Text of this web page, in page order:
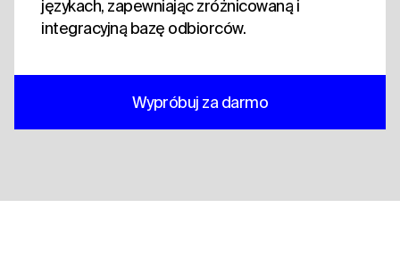
językach, zapewniając zróżnicowaną i
integracyjną bazę odbiorców.
Wypróbuj za darmo